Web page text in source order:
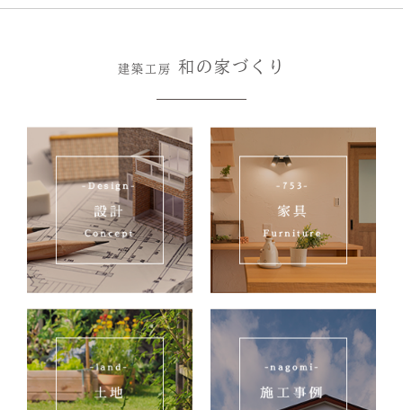
建築工房 和の家づくり